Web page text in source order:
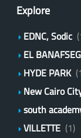
Explore
EDNC, Sodic
EL
HYDE PARK
New Cairo
south
VILLETTE (1)